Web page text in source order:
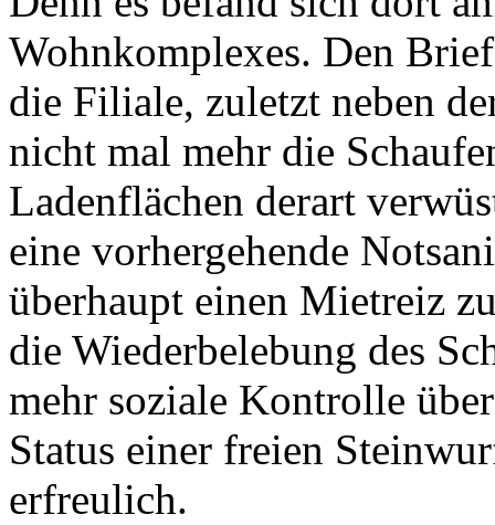
Wohnkomplexes. Den
die Filiale, zuletzt neben
nicht mal mehr die
Ladenflächen derart
eine vorhergehende
überhaupt einen Mietreiz
die Wiederbelebung des
mehr soziale Kontrolle
Status einer freien
erfreulich.